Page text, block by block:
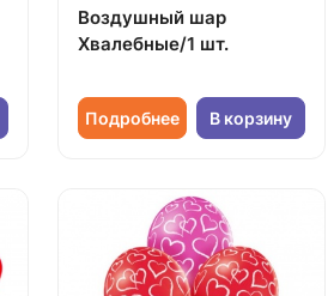
Воздушный шар
Хвалебные/1 шт.
Подробнее В корзину